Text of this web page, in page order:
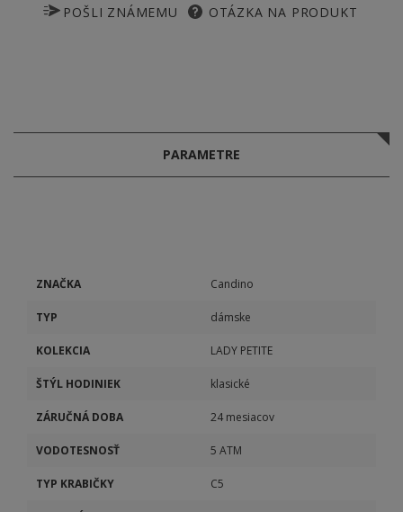
POŠLI ZNÁMEMU OTÁZKA NA PRODUKT
PARAMETRE
ZNAČKA Candino
TYP dámske
KOLEKCIA LADY PETITE
ŠTÝL HODINIEK klasické
ZÁRUČNÁ DOBA 24 mesiacov
VODOTESNOSŤ 5 ATM
TYP KRABIČKY C5